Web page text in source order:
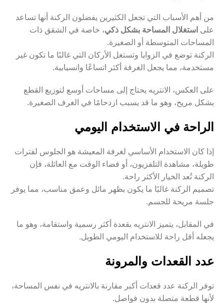
من أهم الأسباب التي تجعل الكثيرين يفضلون الركنة أنها تساعد
على استغلال المساحة بشكل ذكي، خاصة في الشقق ذات
المساحات المتوسطة أو الصغيرة.
الركنة توضع في الزوايا وتستغل الأركان التي غالبًا ما تكون غير
مستخدمة، مما يجعل الغرفة أكثر اتساعًا وانسيابية.
على العكس، الانتريه يحتاج إلى مساحات أوسع لتوزيع القطع
بشكل مريح، وهو ما قد يسبب ازدحامًا في الغرف الصغيرة.
الراحة في الاستخدام اليومي
إذا كان الاستخدام الأساسي لغرفة المعيشة هو الجلوس لفترات
طويلة، مشاهدة التلفزيون، أو قضاء الوقت مع العائلة، فإن
الركنة تُعد الخيار الأكثر راحة.
تصميم الركنة غالبًا ما يكون بظهر مائل وعمق مناسب، مما يوفر
جلسة مريحة للجسم.
في المقابل، يتميز الانتريه بقعدة أكثر رسمية واستقامة، وهو ما
يجعله أقل راحة للاستخدام اليومي الطويل.
عدد القعدات والمرونة
توفر الركنة عدد قعدات أكبر مقارنة بالانتريه في نفس المساحة،
لأنها قطعة متصلة بدون فواصل.